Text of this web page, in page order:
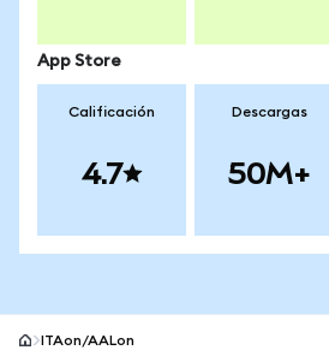
App Store
Calificación
4.7
Descargas
50M+
ITAon/AALon